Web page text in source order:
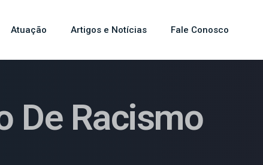
Atuação Artigos e Notícias Fale Conosco
De Racismo